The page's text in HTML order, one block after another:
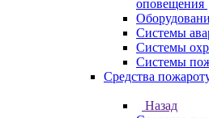
оповещения
Системы
Системы
Системы
Средства
Назад